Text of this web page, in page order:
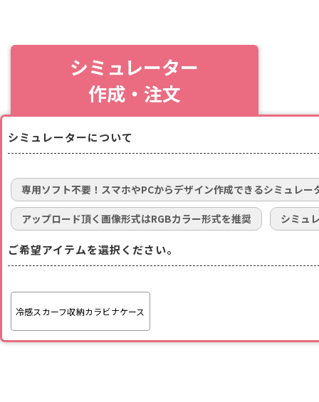
シミュレーター
作成・注文
シミュレーターについて
専用ソフト不要！スマホやPCからデザイン作成できるシミュレー
アップロード頂く画像形式はRGBカラー形式を推奨 シミュ
ご希望アイテムを選択ください。
冷感スカーフ収納カラビナケース